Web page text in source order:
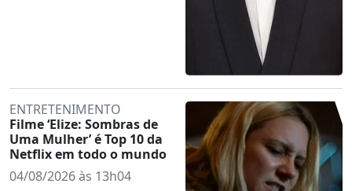
ENTRETENIMENTO
Filme ‘Elize: Sombras de
Uma Mulher’ é Top 10 da
Netflix em todo o mundo
04/08/2026 às 13h04